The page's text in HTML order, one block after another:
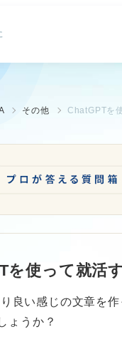
その他 ChatGPTを
を使って就活
良い感じの文章を
ょうか？